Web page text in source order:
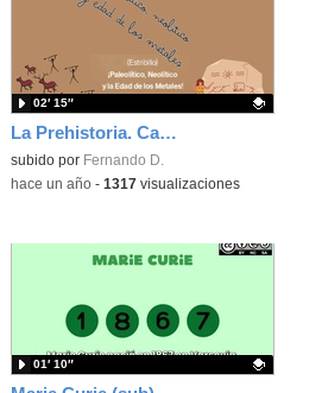
La Prehistoria. Canción.
Contenido educativo.
subido por Fernando D.
02′ 15″
-hace un año- 1317 visualizaciones
01′ 10″